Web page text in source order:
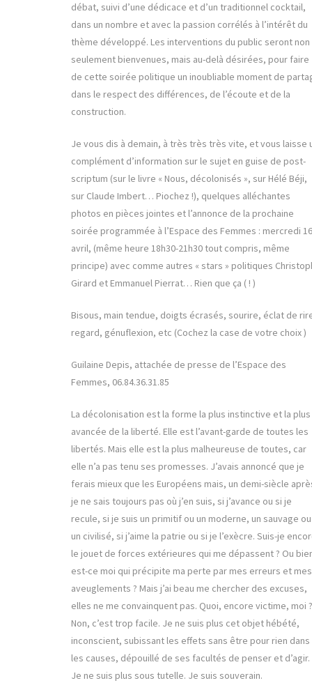
débat, suivi d’une dédicace et d’un traditionnel cocktail,
dans un nombre et avec la passion corrélés à l’intérêt du
thème développé. Les interventions du public seront non
seulement bienvenues, mais au-delà désirées, pour faire
de cette soirée politique un inoubliable moment de
dans le respect des différences, de l’écoute et de la
construction.
Je vous dis à demain, à très très très vite, et vous laisse
complément d’information sur le sujet en guise de post-
scriptum (sur le livre « Nous, décolonisés », sur Hélé Béji,
sur Claude Imbert… Piochez !), quelques alléchantes
photos en pièces jointes et l’annonce de la prochaine
soirée programmée à l’Espace des Femmes : mercredi 16
avril, (même heure 18h30-21h30 tout compris, même
principe) avec comme autres « stars » politiques
Girard et Emmanuel Pierrat… Rien que ça ( ! )
Bisous, main tendue, doigts écrasés, sourire, éclat de
regard, génuflexion, etc (Cochez la case de votre choix )
Guilaine Depis, attachée de presse de l’Espace des
Femmes, 06.84.36.31.85
La décolonisation est la forme la plus instinctive et la plus
avancée de la liberté. Elle est l’avant-garde de toutes les
libertés. Mais elle est la plus malheureuse de toutes, car
elle n’a pas tenu ses promesses. J’avais annoncé que je
ferais mieux que les Européens mais, un demi-siècle
je ne sais toujours pas où j’en suis, si j’avance ou si je
recule, si je suis un primitif ou un moderne, un sauvage ou
un civilisé, si j’aime la patrie ou si je l’exècre. Suis-je
le jouet de forces extérieures qui me dépassent ? Ou
est-ce moi qui précipite ma perte par mes erreurs et mes
aveuglements ? Mais j’ai beau me chercher des excuses,
elles ne me convainquent pas. Quoi, encore victime, moi ?
Non, c’est trop facile. Je ne suis plus cet objet hébété,
inconscient, subissant les effets sans être pour rien dans
les causes, dépouillé de ses facultés de penser et d’agir.
Je ne suis plus sous tutelle. Je suis souverain.